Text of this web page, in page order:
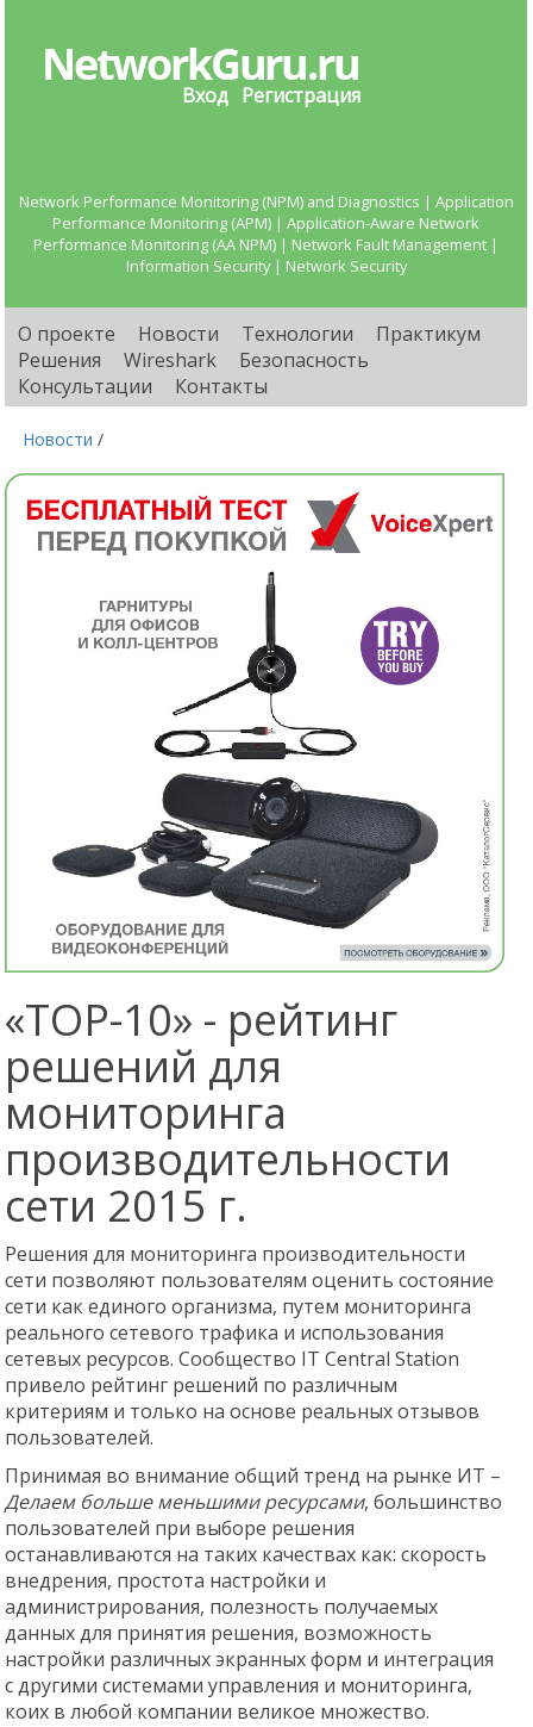
Вход Регистрация
Network Performance Monitoring (NPM) and Diagnostics | Application
Performance Monitoring (APM) | Application-Aware Network
Performance Monitoring (AA NPM) | Network Fault Management |
Information Security | Network Security
О проекте Новости Технологии
Практикум
Решения
Wireshark
Безопасность
Консультации
Контакты
Новости /
«TOP-10» - рейтинг
решений для
мониторинга
производительности
сети 2015 г.
Решения для мониторинга производительности
сети позволяют пользователям оценить состояние
сети как единого организма, путем мониторинга
реального сетевого трафика и использования
сетевых ресурсов. Сообщество IT Central Station
привело рейтинг решений по различным
критериям и только на основе реальных отзывов
пользователей.
Принимая во внимание общий тренд на рынке ИТ –
Делаем больше меньшими ресурсами, большинство
пользователей при выборе решения
останавливаются на таких качествах как: скорость
внедрения, простота настройки и
администрирования, полезность получаемых
данных для принятия решения, возможность
настройки различных экранных форм и интеграция
с другими системами управления и мониторинга,
коих в любой компании великое множество.